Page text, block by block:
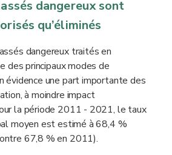
dangereux sont
qu’éliminés
dangereux traités en
des principaux modes de
évidence une part importante des
à moindre impact
la période 2011 - 2021, le taux
moyen est estimé à 68,4 %
67,8 % en 2011).